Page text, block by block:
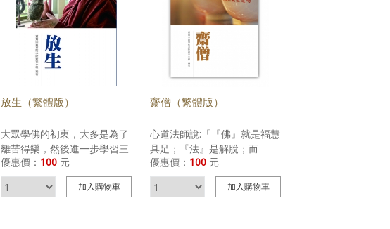
放生（繁體版）
大眾學佛的初衷，大多是為了
離苦得樂，然後進一步學習三
皈、五戒。其中，五戒中的第
一戒「不殺生」，是轉變我們
達到離苦得樂最重要的環節之
優惠價： 100 元
加入購物車
齋僧（繁體版）
心道法師說:「『佛』就是福慧
具足；『法』是解脫；而
『僧』則是清淨。為什麼要齋
僧呢？僧是恪守三百多條清淨
戒的修行者，守清淨戒會生起
優惠價： 100 元
加入購物車